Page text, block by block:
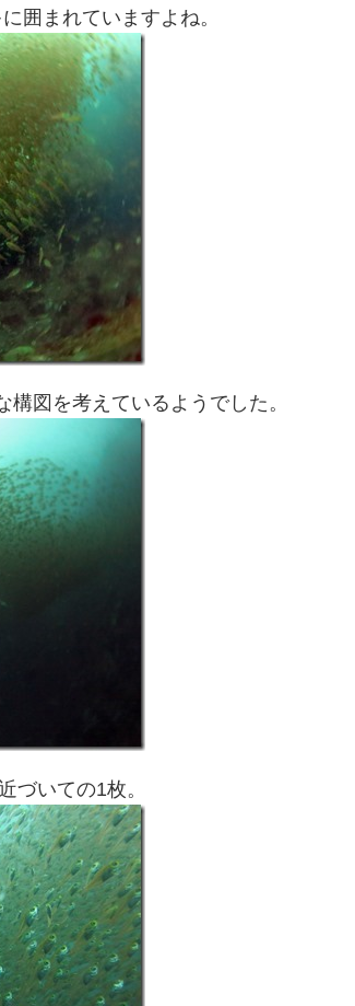
囲まれていますよね。
図を考えているようでした。
づいての1枚。